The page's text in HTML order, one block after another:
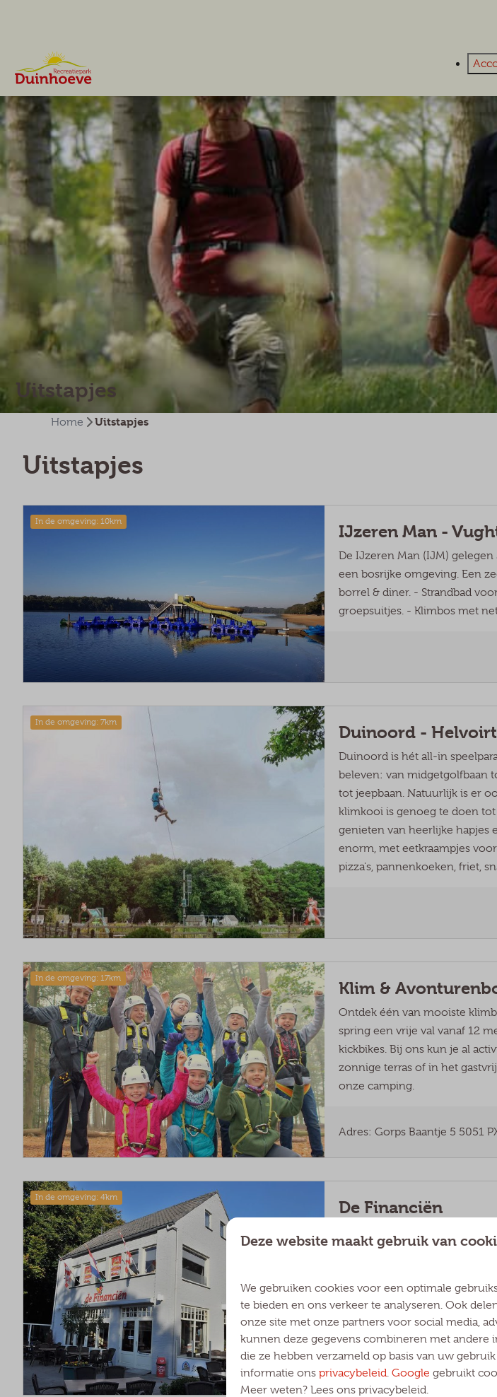
Uitstapjes
Home Uitstapjes
Uitstapjes
In de omgeving: 10km
IJzeren Man -
De IJzeren Man (IJM)
een bosrijke omgeving. Een
borrel & diner. - Strandbad
groepsuitjes. - Klimbos met
In de omgeving: 7km
Duinoord - Helvoirt
Duinoord is hét all-in
beleven: van midgetgolfbaan
tot jeepbaan. Natuurlijk is er
klimkooi is genoeg te doen
genieten van heerlijke hapjes
enorm, met eetkraampjes
pizza's, pannenkoeken, friet,
In de omgeving: 17km
Klim &
Ontdek één van mooiste
spring een vrije val vanaf 12
kickbikes. Bij ons kun je al
zonnige terras of in het
onze camping.
Adres: Gorps Baantje 5 5051
In de omgeving: 4km
De Financiën
Op recreatief gebied valt er
ontspannen. Voor de
terwijl jij een koel drankje
van diverse bankjes en tafels.
schommels, glijbanen,
onze camping. https://
Deze website maakt gebruik van
We gebruiken cookies voor een optimale
te bieden en ons verkeer te analyseren. Ook
onze site met onze partners voor social media,
kunnen deze gegevens combineren met andere
die ze hebben verzameld op basis van uw
informatie ons privacybeleid Google gebruikt
Meer weten? Lees ons privacybeleid.